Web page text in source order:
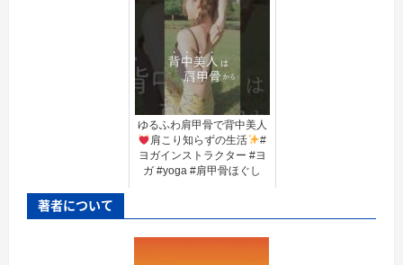
ゆるふわ肩甲骨で背中美人
肩こり知らずの生活
#
ヨガインストラクター #ヨ
ガ #yoga #肩甲骨ほぐし
著者について